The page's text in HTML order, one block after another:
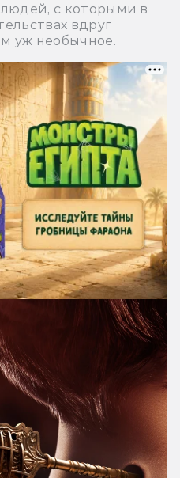
с которыми в
вдруг
уж необычное.